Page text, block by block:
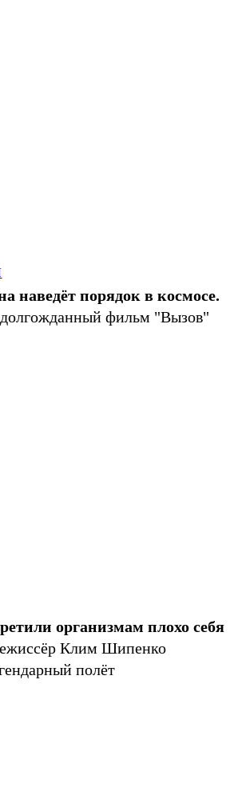
наведёт порядок в космосе.
долгожданный фильм "Вызов"
организмам плохо себя
Клим Шипенко
полёт